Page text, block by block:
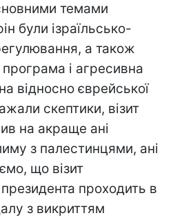
темами
були ізраїльсько-
а також
і агресивна
відносно єврейської
скептики, візит
на акраще ані
з палестинцями, ані
що візит
проходить в
з викриттям